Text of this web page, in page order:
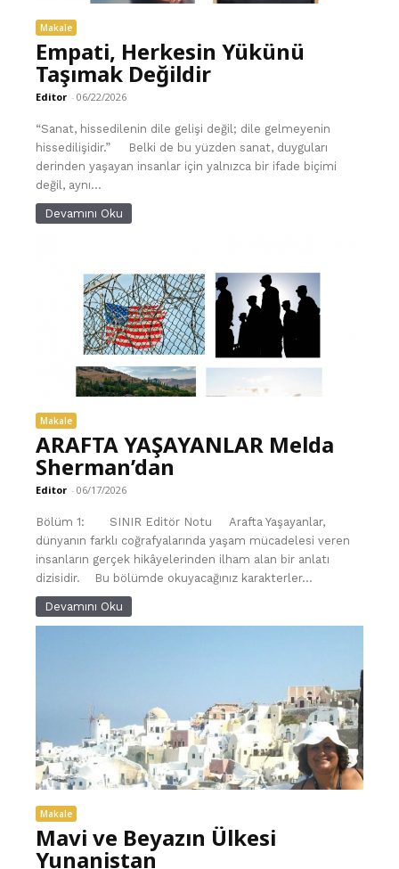
Makale
Empati, Herkesin Yükünü
Taşımak Değildir
Editor - 06/22/2026
“Sanat, hissedilenin dile gelişi değil; dile gelmeyenin
hissedilişidir.” Belki de bu yüzden sanat, duyguları
derinden yaşayan insanlar için yalnızca bir ifade biçimi
değil, aynı...
Devamını Oku
Makale
ARAFTA YAŞAYANLAR Melda
Sherman’dan
Editor - 06/17/2026
Bölüm 1: SINIR Editör Notu Arafta Yaşayanlar,
dünyanın farklı coğrafyalarında yaşam mücadelesi veren
insanların gerçek hikâyelerinden ilham alan bir anlatı
dizisidir. Bu bölümde okuyacağınız karakterler...
Devamını Oku
Makale
Mavi ve Beyazın Ülkesi
Yunanistan